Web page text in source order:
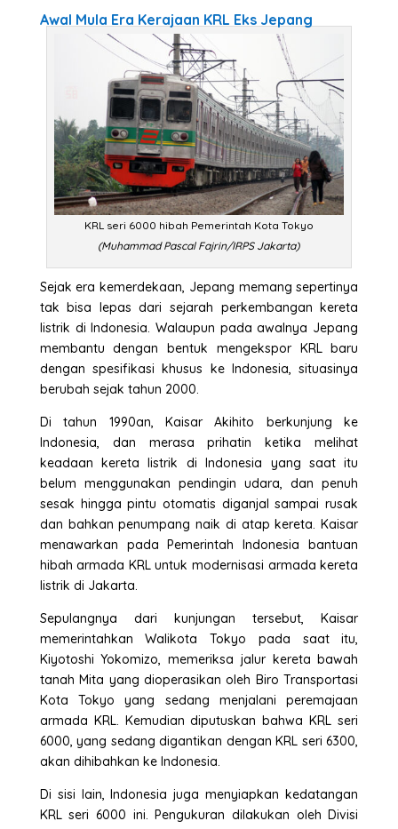
Awal Mula Era Kerajaan KRL Eks Jepang
KRL seri 6000 hibah Pemerintah Kota Tokyo
(Muhammad Pascal Fajrin/IRPS Jakarta)
Sejak era kemerdekaan, Jepang memang sepertinya
tak bisa lepas dari sejarah perkembangan kereta
listrik di Indonesia. Walaupun pada awalnya Jepang
membantu dengan bentuk mengekspor KRL baru
dengan spesifikasi khusus ke Indonesia, situasinya
berubah sejak tahun 2000.
Di tahun 1990an, Kaisar Akihito berkunjung ke
Indonesia, dan merasa prihatin ketika melihat
keadaan kereta listrik di Indonesia yang saat itu
belum menggunakan pendingin udara, dan penuh
sesak hingga pintu otomatis diganjal sampai rusak
dan bahkan penumpang naik di atap kereta. Kaisar
menawarkan pada Pemerintah Indonesia bantuan
hibah armada KRL untuk modernisasi armada kereta
listrik di Jakarta.
Sepulangnya dari kunjungan tersebut, Kaisar
memerintahkan Walikota Tokyo pada saat itu,
Kiyotoshi Yokomizo, memeriksa jalur kereta bawah
tanah Mita yang dioperasikan oleh Biro Transportasi
Kota Tokyo yang sedang menjalani peremajaan
armada KRL. Kemudian diputuskan bahwa KRL seri
6000, yang sedang digantikan dengan KRL seri 6300,
akan dihibahkan ke Indonesia.
Di sisi lain, Indonesia juga menyiapkan kedatangan
KRL seri 6000 ini. Pengukuran dilakukan oleh Divisi